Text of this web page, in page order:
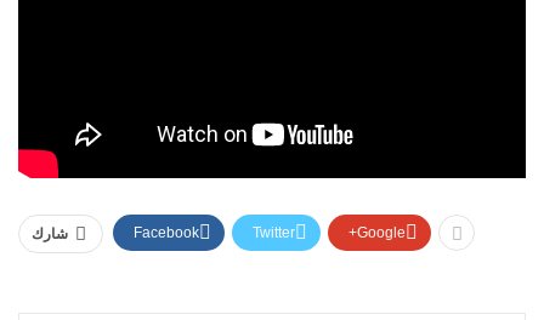
شارك Facebook Twitter Google+